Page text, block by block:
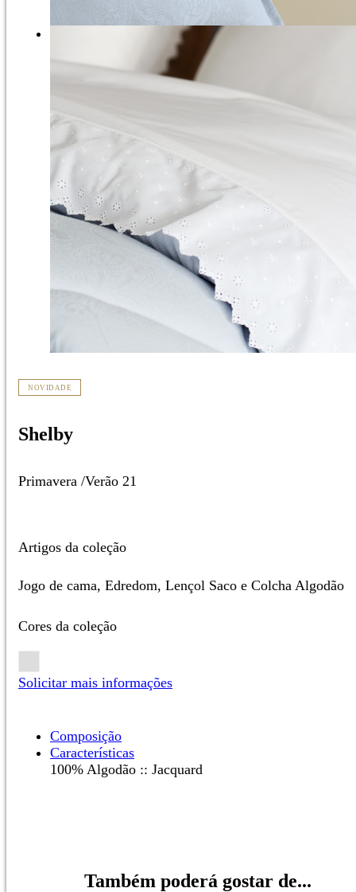
NOVIDADE
Shelby
Primavera /Verão 21
Artigos da coleção
Jogo de cama, Edredom, Lençol Saco e Colcha Algodão
Cores da coleção
Solicitar mais informações
Composição
Características
100% Algodão :: Jacquard
Também poderá gostar de...